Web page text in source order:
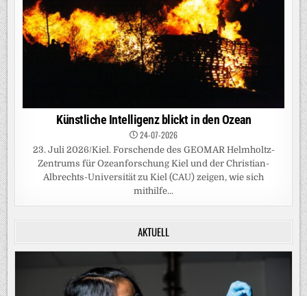
Künstliche Intelligenz blickt in den Ozean
24-07-2026
23. Juli 2026/Kiel. Forschende des GEOMAR Helmholtz-
Zentrums für Ozeanforschung Kiel und der Christian-
Albrechts-Universität zu Kiel (CAU) zeigen, wie sich
mithilfe...
AKTUELL